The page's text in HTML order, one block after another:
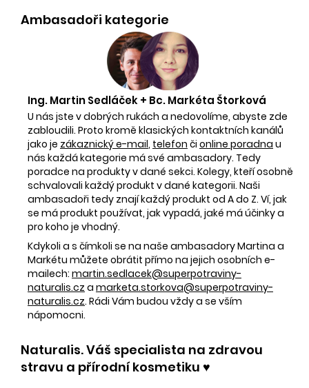
Ambasadoři kategorie
Ing. Martin Sedláček + Bc. Markéta Štorková
U nás jste v dobrých rukách a nedovolíme, abyste zde
zabloudili. Proto kromě klasických kontaktních kanálů
jako je zákaznický e-mail, telefon či online poradna u
nás každá kategorie má své ambasadory. Tedy
poradce na produkty v dané sekci. Kolegy, kteří osobně
schvalovali každý produkt v dané kategorii. Naši
ambasadoři tedy znají každý produkt od A do Z. Ví, jak
se má produkt používat, jak vypadá, jaké má účinky a
pro koho je vhodný.
Kdykoli a s čímkoli se na naše ambasadory Martina a
Markétu můžete obrátit přímo na jejich osobních e-
mailech: martin.sedlacek@superpotraviny-
naturalis.cz a marketa.storkova@superpotraviny-
naturalis.cz. Rádi Vám budou vždy a se vším
nápomocni.
Naturalis. Váš specialista na zdravou
stravu a přírodní kosmetiku ♥️